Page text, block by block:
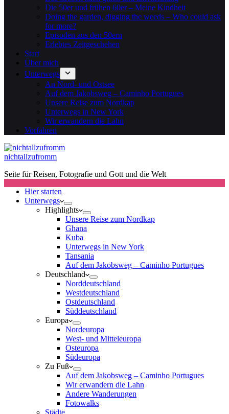
Die 50er und frühen 60er – Meine Kindheit
Doing the garden, digging the weeds – Who could ask
for more?
Episoden aus den 50ern
Erlebtes Zeitgeschehen
Start
Über mich
Unterwegs
An Nord- und Ostsee
Auf dem Jakobsweg – Caminho Portugues
Unsere Reise zum Nordkap
Unterwegs in New York
Wir erwandern die Lahn
Vorfahren
nichtallzufromm
Seite für Reisen, Fotografie und Gott und die Welt
Hier starten
Unterwegs
Highlights
Unsere Reise zum Nordkap
Ghana
Kuba
Unterwegs in New York
Tansania
Auf dem Jakobsweg – Caminho Portugues
Deutschland
Norddeutschland
Westdeutschland
Ostdeutschland
Süddeutschland
Europa
Nordeuropa
West- und Mitteleuropa
Osteuropa
Südeuropa
Zu Fuß
Auf dem Jakobsweg – Caminho Portugues
Wir erwandern die Lahn
Andere Wanderungen
Fotowalks
Städte